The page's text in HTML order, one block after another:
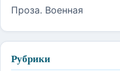
Проза. Военная
Рубрики